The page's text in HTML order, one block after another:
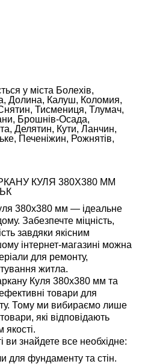
у міста Болехів,
Долина, Калуш, Коломия,
Тисмениця, Тлумач,
Брошнів-Осада,
Делятин, Кути, Ланчин,
Печеніжин, Рожнятів,
КУЛЯ 380Х380 ММ
380х380 мм — ідеальне
Забезпечте міцність,
завдяки якісним
інтернет-магазині можна
для ремонту,
житла.
Куля 380х380 мм та
товари для
Тому ми вибираємо лише
які відповідають
знайдете все необхідне:
для фундаменту та стін.